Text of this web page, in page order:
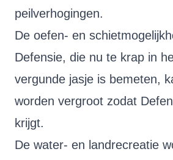
peilverhogingen.
De oefen- en
Defensie, die nu te krap in
vergunde jasje is bemeten,
worden vergroot zodat
krijgt.
De water- en landrecreatie